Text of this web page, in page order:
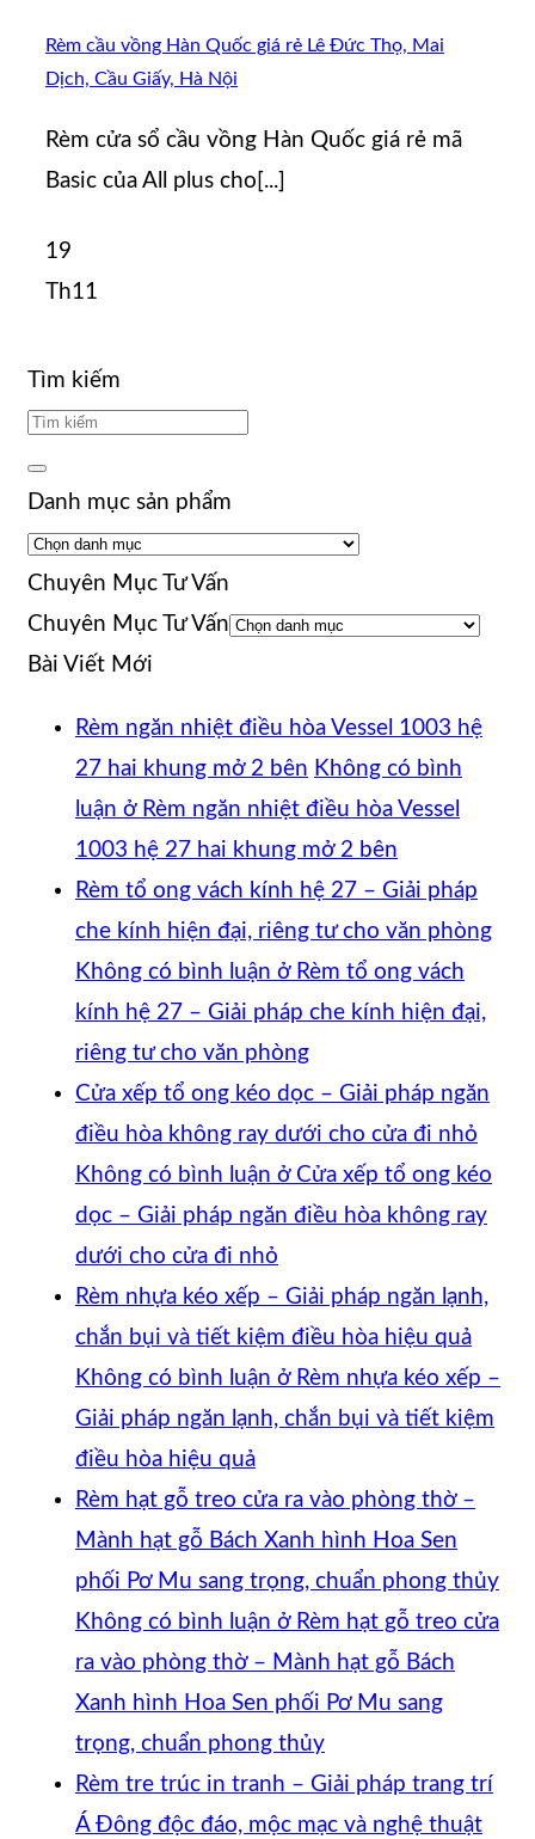
Rèm cầu vồng Hàn Quốc giá rẻ Lê Đức Thọ, Mai
Dịch, Cầu Giấy, Hà Nội
Rèm cửa sổ cầu vồng Hàn Quốc giá rẻ mã
Basic của All plus cho[...]
19
Th11
Tìm kiếm
Danh mục sản phẩm
Chuyên Mục Tư Vấn
Chuyên Mục Tư Vấn
Bài Viết Mới
Rèm ngăn nhiệt điều hòa Vessel 1003 hệ
27 hai khung mở 2 bên Không có bình
luận ở Rèm ngăn nhiệt điều hòa Vessel
1003 hệ 27 hai khung mở 2 bên
Rèm tổ ong vách kính hệ 27 – Giải pháp
che kính hiện đại, riêng tư cho văn phòng
Không có bình luận ở Rèm tổ ong vách
kính hệ 27 – Giải pháp che kính hiện đại,
riêng tư cho văn phòng
Cửa xếp tổ ong kéo dọc – Giải pháp ngăn
điều hòa không ray dưới cho cửa đi nhỏ
Không có bình luận ở Cửa xếp tổ ong kéo
dọc – Giải pháp ngăn điều hòa không ray
dưới cho cửa đi nhỏ
Rèm nhựa kéo xếp – Giải pháp ngăn lạnh,
chắn bụi và tiết kiệm điều hòa hiệu quả
Không có bình luận ở Rèm nhựa kéo xếp –
Giải pháp ngăn lạnh, chắn bụi và tiết kiệm
điều hòa hiệu quả
Rèm hạt gỗ treo cửa ra vào phòng thờ –
Mành hạt gỗ Bách Xanh hình Hoa Sen
phối Pơ Mu sang trọng, chuẩn phong thủy
Không có bình luận ở Rèm hạt gỗ treo cửa
ra vào phòng thờ – Mành hạt gỗ Bách
Xanh hình Hoa Sen phối Pơ Mu sang
trọng, chuẩn phong thủy
Rèm tre trúc in tranh – Giải pháp trang trí
Á Đông độc đáo, mộc mạc và nghệ thuật